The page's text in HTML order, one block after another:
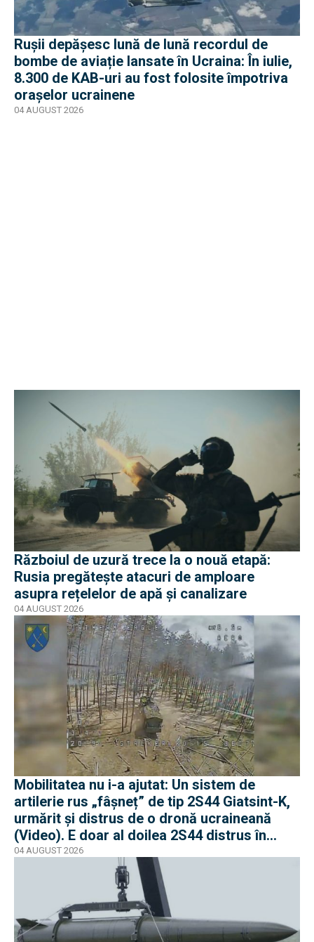
Rușii depășesc lună de lună recordul de
bombe de aviație lansate în Ucraina: În iulie,
8.300 de KAB-uri au fost folosite împotriva
orașelor ucrainene
04 AUGUST 2026
Războiul de uzură trece la o nouă etapă:
Rusia pregătește atacuri de amploare
asupra rețelelor de apă și canalizare
04 AUGUST 2026
Mobilitatea nu i-a ajutat: Un sistem de
artilerie rus „fâșneț” de tip 2S44 Giatsint-K,
urmărit și distrus de o dronă ucraineană
(Video). E doar al doilea 2S44 distrus în
război
04 AUGUST 2026